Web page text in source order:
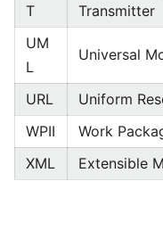
T
Transmitter
UM
L
Universal
URL
Uniform
WPII
Work
XML
Extensible